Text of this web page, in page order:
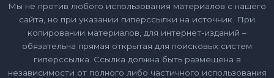
Мы не против любого использования материалов с нашего
сайта, но при указании гиперссылки на источник. При
копировании материалов, для интернет-изданий –
обязательна прямая открытая для поисковых систем
гиперссылка. Ссылка должна быть размещена в
независимости от полного либо частичного использования